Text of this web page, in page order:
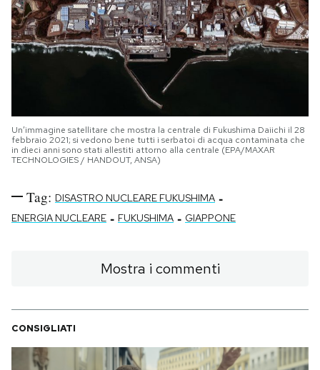
Un’immagine satellitare che mostra la centrale di Fukushima Daiichi il 28
febbraio 2021; si vedono bene tutti i serbatoi di acqua contaminata che
in dieci anni sono stati allestiti attorno alla centrale (EPA/MAXAR
TECHNOLOGIES / HANDOUT, ANSA)
Tag: DISASTRO NUCLEARE FUKUSHIMA -
ENERGIA NUCLEARE - FUKUSHIMA - GIAPPONE
Mostra i commenti
CONSIGLIATI